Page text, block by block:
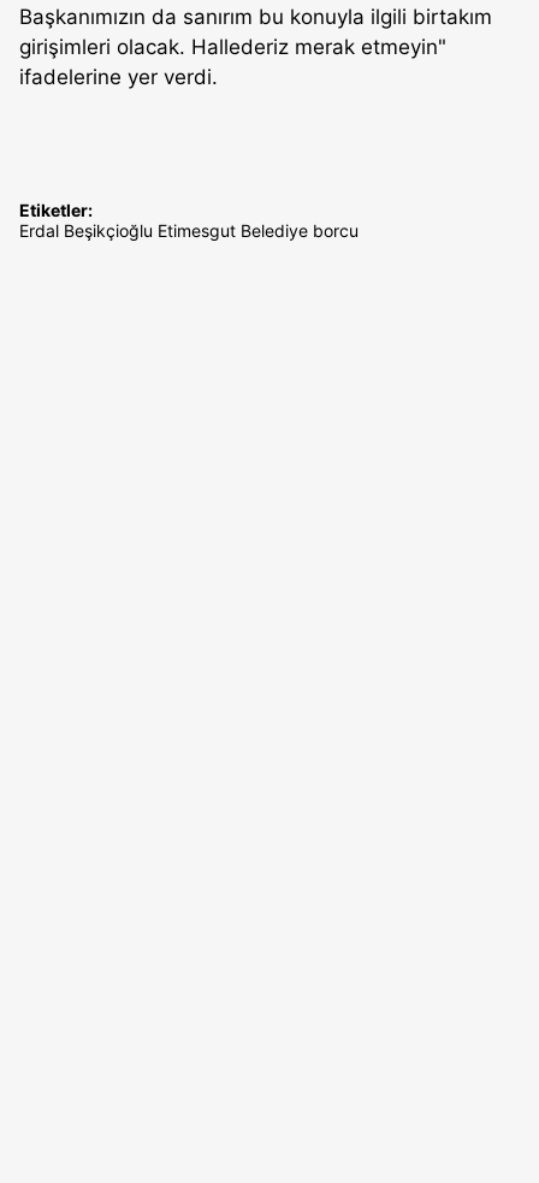
Başkanımızın da sanırım bu konuyla ilgili birtakım
girişimleri olacak. Hallederiz merak etmeyin"
ifadelerine yer verdi.
Etiketler:
Erdal Beşikçioğlu Etimesgut Belediye borcu